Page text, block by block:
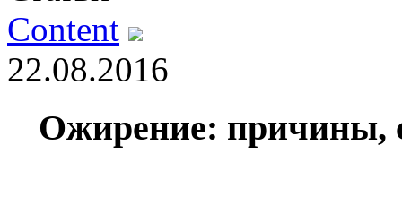
Content
22.08.2016
Ожирение: причины,